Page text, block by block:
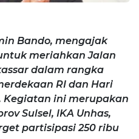
Bando, mengajak
meriahkan Jalan
dalam rangka
RI dan Hari
Kegiatan ini merupakan
Sulsel, IKA Unhas,
partisipasi 250 ribu